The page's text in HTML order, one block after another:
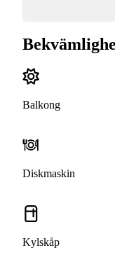
Balkong
Diskmaskin
Kylskåp